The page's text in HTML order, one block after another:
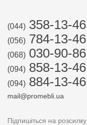
(044) 358-13-46
(056) 784-13-46
(068) 030-90-86
(094) 858-13-46
(094) 884-13-46
mail@promebli.ua
Підпишіться на розсилку